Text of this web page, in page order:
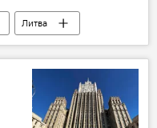
Литва